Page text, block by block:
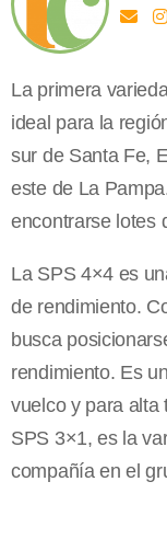
La primera
ideal para la
sur de Santa Fe,
este de La
encontrarse lotes
La SPS 4×4 es
de rendimiento.
busca
rendimiento. Es
vuelco y para alta
SPS 3×1, es la
compañía en el